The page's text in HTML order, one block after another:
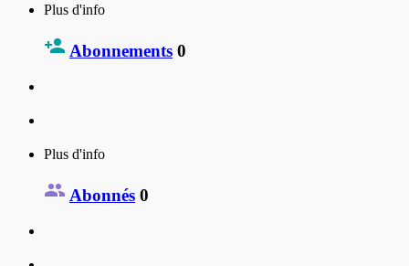
Plus d'info
Abonnements 0
Plus d'info
Abonnés 0